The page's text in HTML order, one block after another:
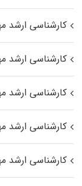
کارشناسی ارشد
کارشناسی ارشد
کارشناسی ارشد
کارشناسی ارشد
کارشناسی ارشد